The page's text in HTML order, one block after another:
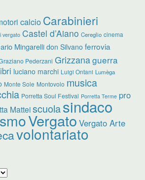
calcio Carabinieri
vergato Castel d’Aiano Cereglio cinema
Mingarelli don Silvano ferrovia
Pederzani Grizzanaguerra
luciano marchi Luigi Ontani Lumèga
Monte Sole Montovolo musica
Porretta Soul Festival Porretta Terme pro
Matteiscuolasindaco
Vergato Vergato Arte
volontariato